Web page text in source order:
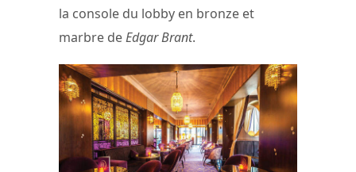
la console du lobby en bronze et
marbre deEdgar Brant.